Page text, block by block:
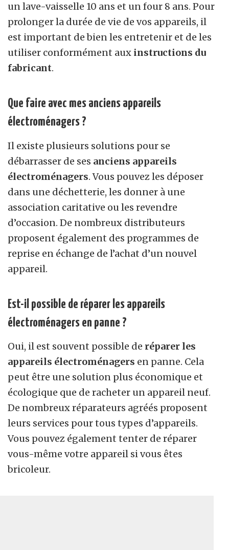
un lave-vaisselle 10 ans et un four 8 ans. Pour
prolonger la durée de vie de vos appareils, il
est important de bien les entretenir et de les
utiliser conformément aux instructions du
fabricant.
Que faire avec mes anciens appareils
électroménagers ?
Il existe plusieurs solutions pour se
débarrasser de ses anciens appareils
électroménagers. Vous pouvez les déposer
dans une déchetterie, les donner à une
association caritative ou les revendre
d’occasion. De nombreux distributeurs
proposent également des programmes de
reprise en échange de l’achat d’un nouvel
appareil.
Est-il possible de réparer les appareils
électroménagers en panne ?
Oui, il est souvent possible de réparer les
appareils électroménagers en panne. Cela
peut être une solution plus économique et
écologique que de racheter un appareil neuf.
De nombreux réparateurs agréés proposent
leurs services pour tous types d’appareils.
Vous pouvez également tenter de réparer
vous-même votre appareil si vous êtes
bricoleur.